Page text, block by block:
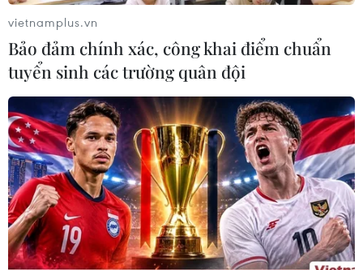
Bước nhảy ngoạn mục của Tesla giữa mùa
đại dịch COVID-19
23/07/2020 07:40
Nhà sản xuất xe ôtô điện Tesla đã báo cáo lợi nhuận
cao bất ngờ trong quý II/2020, đồng thời xác nhận mục
tiêu đầy tham vọng cho năm 2020, trong đó có việc mở
nhà máy ở bang Texas.
vietnamplus.vn
Bảo đảm chính xác, công khai điểm chuẩn
tuyển sinh các trường quân đội